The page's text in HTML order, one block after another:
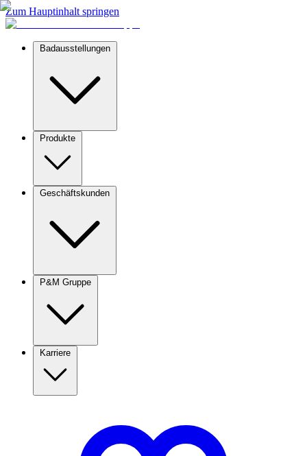
Zum Hauptinhalt springen
Badausstellungen
Produkte
Geschäftskunden
P&M Gruppe
Karriere